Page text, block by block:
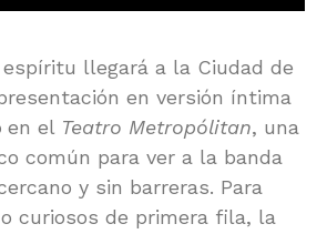
llegará a la Ciudad de
en versión íntima
en el Teatro Metropólitan, una
común para ver a la banda
y sin barreras. Para
curiosos de primera fila, la